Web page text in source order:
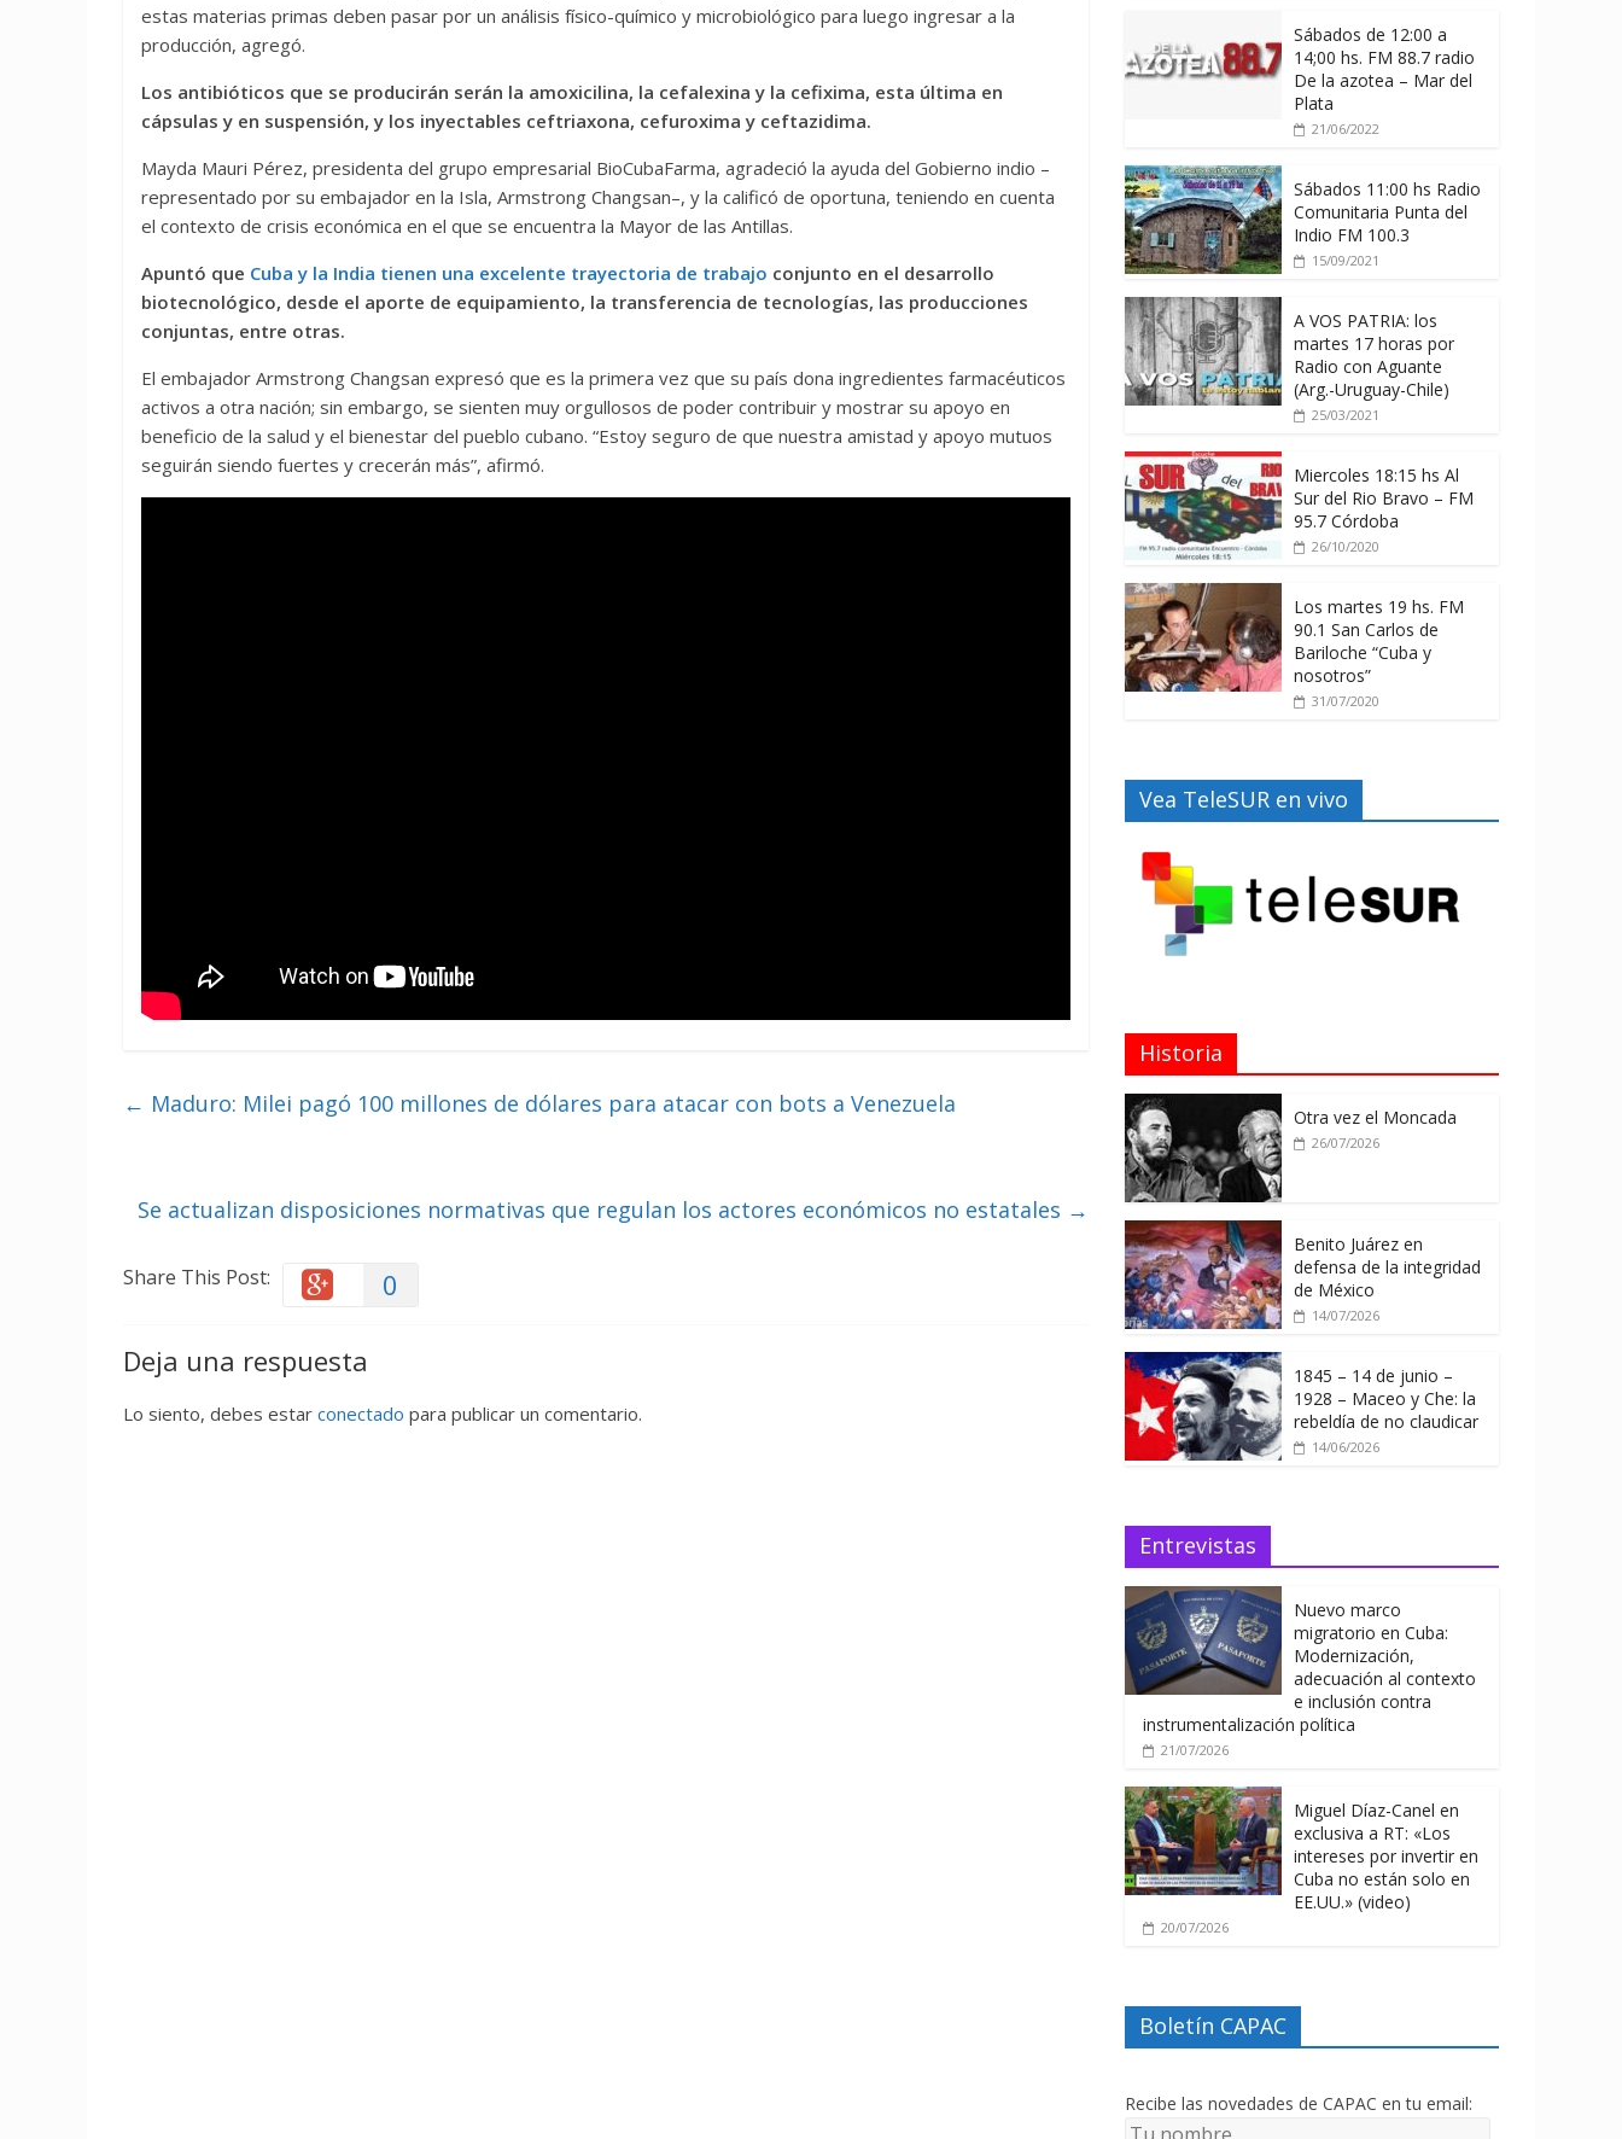
estas materias primas deben pasar por un análisis físico-químico y microbiológico para luego ingresar a la
producción, agregó.
Los antibióticos que se producirán serán la amoxicilina, la cefalexina y la cefixima, esta última en
cápsulas y en suspensión, y los inyectables ceftriaxona, cefuroxima y ceftazidima.
Mayda Mauri Pérez, presidenta del grupo empresarial BioCubaFarma, agradeció la ayuda del Gobierno indio –
representado por su embajador en la Isla, Arms­trong Changsan–, y la calificó de oportuna, teniendo en cuenta
el contexto de crisis económica en el que se encuentra la Mayor de las Antillas.
Apuntó que Cuba y la India tienen una excelente trayectoria de trabajo conjunto en el desarrollo
biotecnológico, desde el aporte de equipamiento, la transferencia de tecnologías, las producciones
conjuntas, entre otras.
El embajador Armstrong Changsan expresó que es la primera vez que su país dona ingredientes farmacéuticos
activos a otra nación; sin embargo, se sienten muy orgullosos de poder contribuir y mostrar su apoyo en
beneficio de la salud y el bienestar del pueblo cubano. “Estoy seguro de que nuestra amistad y apoyo mutuos
seguirán siendo fuertes y crecerán más”, afirmó.
← Maduro: Milei pagó 100 millones de dólares para atacar con bots a Venezuela
Se actualizan disposiciones normativas que regulan los actores económicos no estatales →
Share This Post: 0
Deja una respuesta
Lo siento, debes estar conectado para publicar un comentario.
Sábados de 12:00 a
14;00 hs. FM 88.7 radio
De la azotea – Mar del
Plata
21/06/2022
Sábados 11:00 hs Radio
Comunitaria Punta del
Indio FM 100.3
15/09/2021
A VOS PATRIA: los
martes 17 horas por
Radio con Aguante
(Arg.-Uruguay-Chile)
25/03/2021
Miercoles 18:15 hs Al
Sur del Rio Bravo – FM
95.7 Córdoba
26/10/2020
Los martes 19 hs. FM
90.1 San Carlos de
Bariloche “Cuba y
nosotros”
31/07/2020
Vea TeleSUR en vivo
Historia
Otra vez el Moncada
26/07/2026
Benito Juárez en
defensa de la integridad
de México
14/07/2026
1845 – 14 de junio –
1928 – Maceo y Che: la
rebeldía de no claudicar
14/06/2026
Entrevistas
Nuevo marco
migratorio en Cuba:
Modernización,
adecuación al contexto
e inclusión contra
instrumentalización política
21/07/2026
Miguel Díaz-Canel en
exclusiva a RT: «Los
intereses por invertir en
Cuba no están solo en
EE.UU.» (video)
20/07/2026
Boletín CAPAC
Recibe las novedades de CAPAC en tu email: